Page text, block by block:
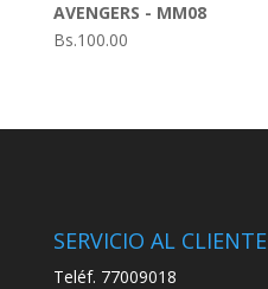
AVENGERS - MM08
Bs.100.00
SERVICIO AL CLIENTE
Teléf. 77009018